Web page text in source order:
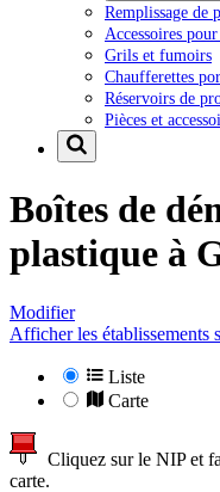
Remplissage de
Accessoires
Grils et fumoirs
Chaufferettes
Réservoirs de
Pièces et
Boîtes de
plastique à
Modifier
Afficher les établissements
Liste
Carte
Cliquez sur le NIP et
carte.